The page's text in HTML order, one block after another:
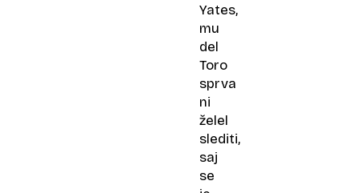
Yates,
mu
del
Toro
sprva
ni
želel
slediti,
saj
se